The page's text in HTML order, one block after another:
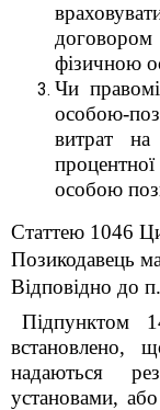
фізичною
Чи
особою-
витрат на
особою
Статтею 1046
Позикодавець
Відповідно до
Підпунктом
надаються
установами,